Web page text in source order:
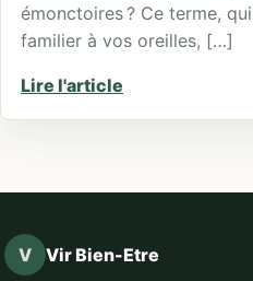
émonctoires ? Ce terme,
familier à vos oreilles, […]
Lire l'article
V
Vir Bien-Etre